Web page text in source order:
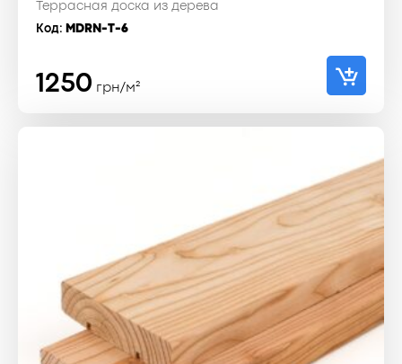
Террасная доска из дерева
Код: MDRN-T-6
1250 грн/м²